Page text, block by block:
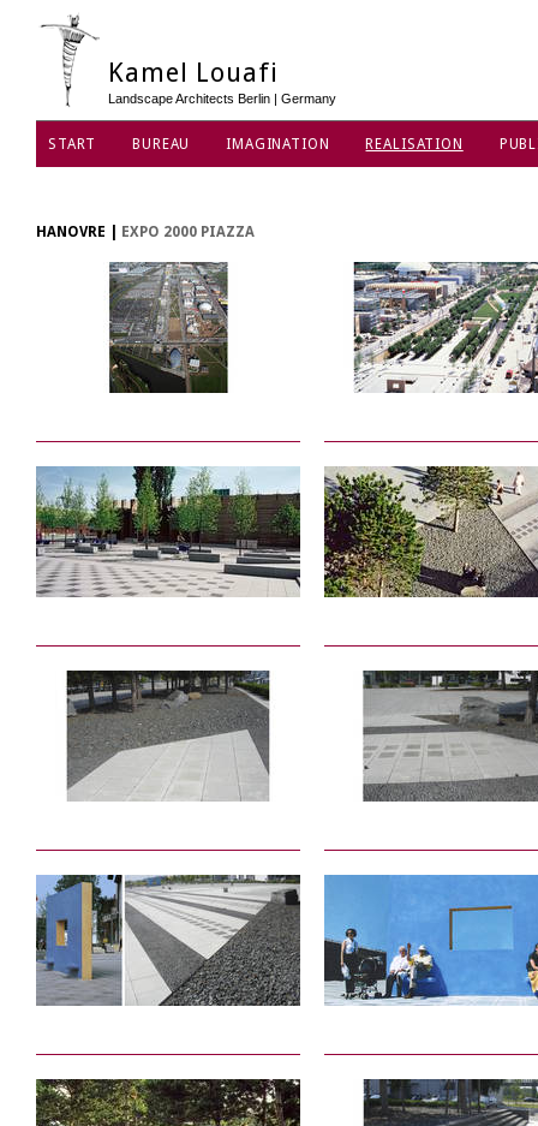
Kamel Louafi
Landscape Architects Berlin | Germany
START BUREAU IMAGINATION REALISATION
HANOVRE EXPO 2000 PIAZZA